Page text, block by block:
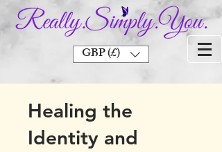
GBP (£)
Healing the
Identity and